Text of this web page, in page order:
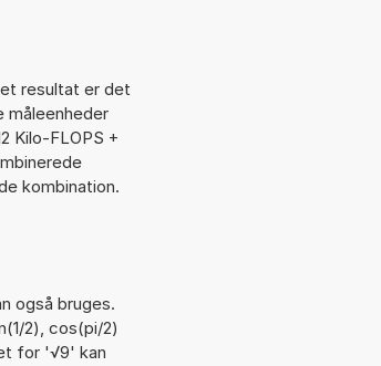
resultat er det
måleenheder
Kilo-FLOPS +
kombination.
også bruges.
2), cos(pi/2)
for '√9' kan